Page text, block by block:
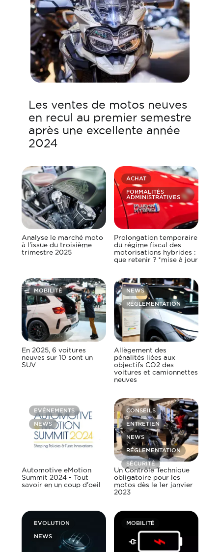
Les ventes de motos neuves
en recul au premier semestre
après une excellente année
2024
Analyse le marché moto
à l'issue du troisième
trimestre 2025
ACHAT
FORMALITÉS
ADMINISTRATIVES
Prolongation temporaire
du régime fiscal des
motorisations hybrides :
que retenir ? *mise à jour
MOBILITÉ
En 2025, 6 voitures
neuves sur 10 sont un
SUV
NEWS
RÉGLEMENTATION
Allègement des
pénalités liées aux
objectifs CO2 des
voitures et camionnettes
neuves
EVÉNEMENTS
NEWS
Automotive eMotion
Summit 2024 - Tout
savoir en un coup d'oeil
CONSEILS
ENTRETIEN
NEWS
RÉGLEMENTATION
SÉCURITÉ
Un Contrôle Technique
obligatoire pour les
motos dès le 1er janvier
2023
EVOLUTION
NEWS
MOBILITÉ